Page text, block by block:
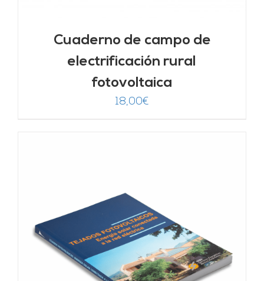
Cuaderno de campo de
electrificación rural
fotovoltaica
18,00€